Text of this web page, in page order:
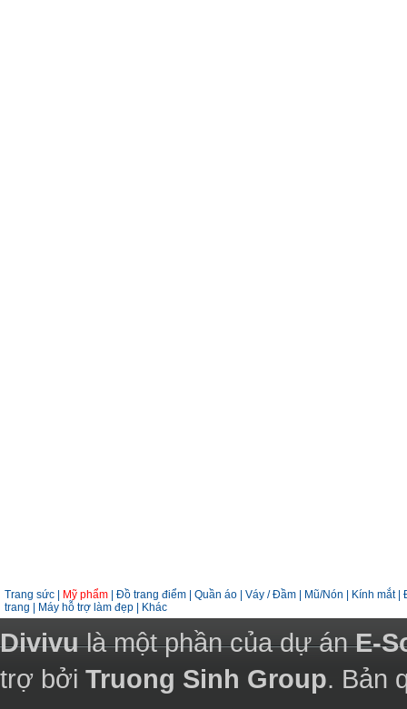
Trang sức Mỹ phẩm Đồ trang điểm Quần áo Váy / Đầm Mũ/Nón Kính mắt
trang
Máy hỗ trợ làm đẹp Khác
Divivulà một phần của dự ánE-
trợ bởi Truong Sinh Group. Bản